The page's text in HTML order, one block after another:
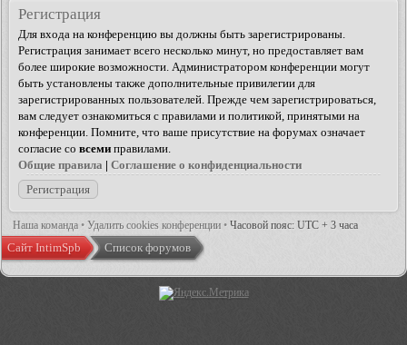
Регистрация
Для входа на конференцию вы должны быть зарегистрированы.
Регистрация занимает всего несколько минут, но предоставляет вам
более широкие возможности. Администратором конференции могут
быть установлены также дополнительные привилегии для
зарегистрированных пользователей. Прежде чем зарегистрироваться,
вам следует ознакомиться с правилами и политикой, принятыми на
конференции. Помните, что ваше присутствие на форумах означает
согласие со всеми правилами.
Общие правила | Соглашение о конфиденциальности
Регистрация
Наша команда • Удалить cookies конференции • Часовой пояс: UTC + 3 часа
Сайт IntimSpb Список форумов